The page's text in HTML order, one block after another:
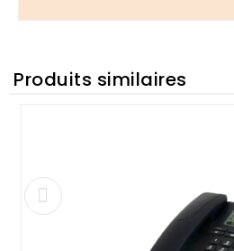
Produits similaires